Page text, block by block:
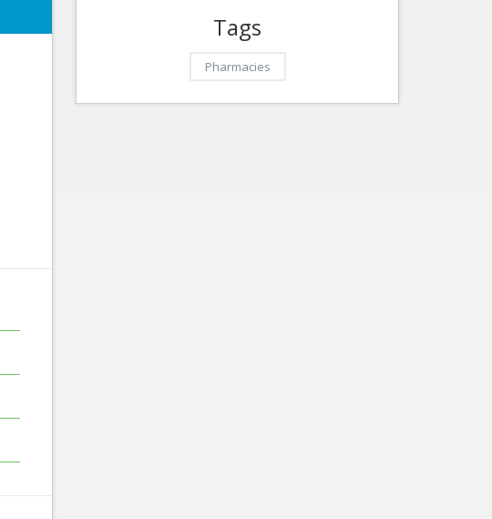
Tags
Pharmacies